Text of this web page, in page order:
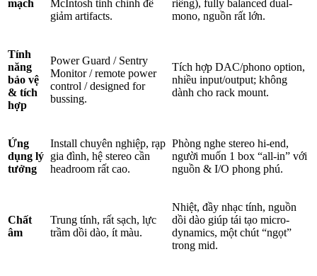
mạch
McIntosh tinh chỉnh để
giảm artifacts.
riêng), fully balanced dual-
mono, nguồn rất lớn.
Tính
năng
bảo vệ
& tích
hợp
Power Guard / Sentry
Monitor / remote power
control / designed for
bussing.
Tích hợp DAC/phono option,
nhiều input/output; không
dành cho rack mount.
Ứng
dụng lý
tưởng
Install chuyên nghiệp, rạp
gia đình, hệ stereo cần
headroom rất cao.
Phòng nghe stereo hi-end,
người muốn 1 box “all-in” với
nguồn & I/O phong phú.
Chất
âm
Trung tính, rất sạch, lực
trầm dồi dào, ít màu.
Nhiệt, đầy nhạc tính, nguồn
dồi dào giúp tái tạo micro-
dynamics, một chút “ngọt”
trong mid.